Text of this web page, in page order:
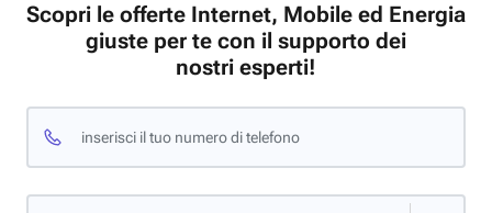
Scopri le offerte Internet, Mobile ed Energia
giuste per te con il supporto dei
nostri esperti!
inserisci il tuo numero di telefono